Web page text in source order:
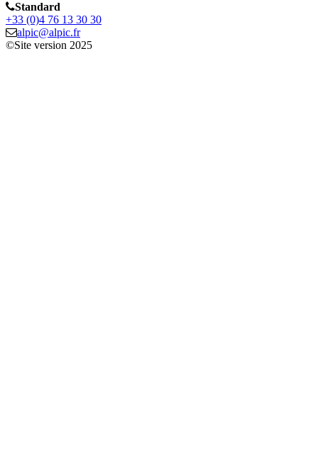
Standard
+33 (0)4 76 13 30 30
alpic@alpic.fr
©Site version 2025